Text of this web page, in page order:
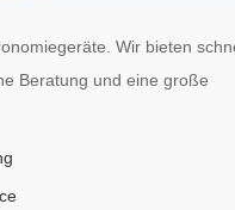
Wir bieten
Beratung und eine große